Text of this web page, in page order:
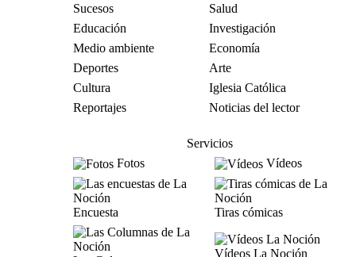
Sucesos
Salud
Educación
Investigación
Medio ambiente
Economía
Deportes
Arte
Cultura
Iglesia Católica
Reportajes
Noticias del lector
Servicios
Fotos
Vídeos
Encuesta Tiras cómicas
Vídeos La Noción